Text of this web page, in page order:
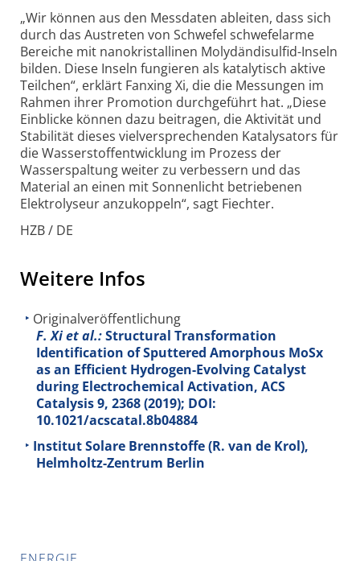
„Wir können aus den Messdaten ableiten, dass sich
durch das Austreten von Schwefel schwefelarme
Bereiche mit nanokristallinen Molydändisulfid-Inseln
bilden. Diese Inseln fungieren als katalytisch aktive
Teilchen“, erklärt Fanxing Xi, die die Messungen im
Rahmen ihrer Promotion durchgeführt hat. „Diese
Einblicke können dazu beitragen, die Aktivität und
Stabilität dieses vielversprechenden Katalysators für
die Wasserstoffentwicklung im Prozess der
Wasserspaltung weiter zu verbessern und das
Material an einen mit Sonnenlicht betriebenen
Elektrolyseur anzukoppeln“, sagt Fiechter.
HZB / DE
Weitere Infos
Originalveröffentlichung
F. Xi et al.:Structural Transformation
Identification of Sputtered Amorphous MoSx
as an Efficient Hydrogen-Evolving Catalyst
during Electrochemical Activation, ACS
Catalysis9, 2368 (2019); DOI:
10.1021/acscatal.8b04884
Institut Solare Brennstoffe (R. van de Krol),
Helmholtz-Zentrum Berlin